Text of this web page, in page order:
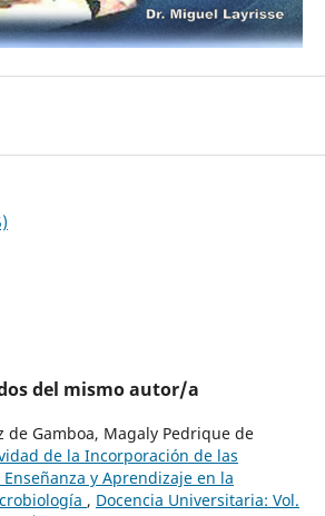
del mismo autor/a
de Gamboa, Magaly Pedrique de
de la Incorporación de las
y Aprendizaje en la
, Docencia Universitaria: Vol.